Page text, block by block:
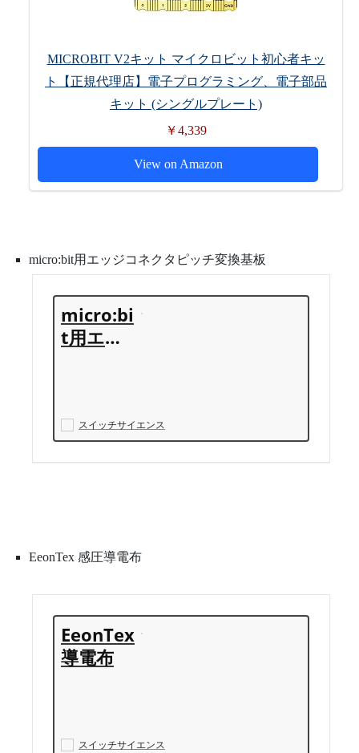
MICROBIT V2キット マイクロビット初心者キッ
ト【正規代理店】電子プログラミング、電子部品
キット (シングルプレート)
￥4,339
View on Amazon
micro:bit用エッジコネクタピッチ変換基板
micro:bi
t用エッ
スイッチサイエンス
EeonTex 感圧導電布
EeonTex
導電布
スイッチサイエンス